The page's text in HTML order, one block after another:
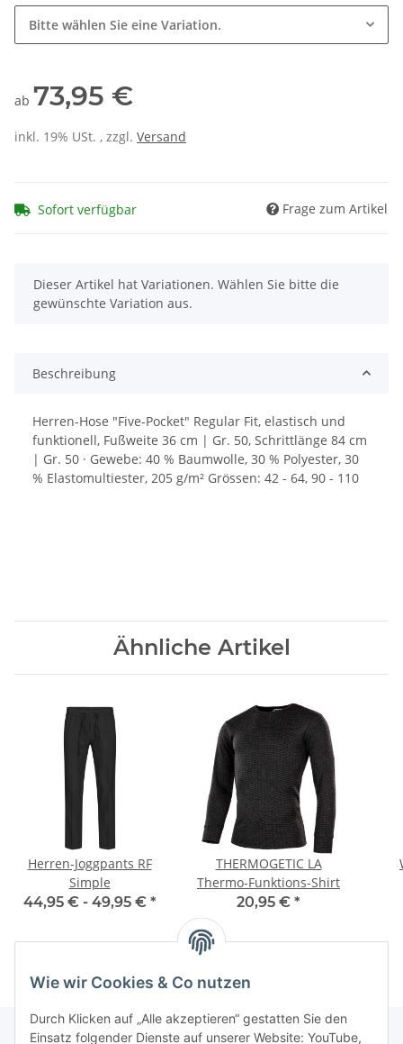
Bitte wählen Sie eine Variation.
ab 73,95 €
inkl. 19% USt. , zzgl. Versand
Sofort verfügbar Frage zum Artikel
x
Dieser Artikel hat Variationen. Wählen Sie bitte die
gewünschte Variation aus.
Beschreibung
Herren-Hose "Five-Pocket" Regular Fit, elastisch und
funktionell, Fußweite 36 cm | Gr. 50, Schrittlänge 84 cm
| Gr. 50 · Gewebe: 40 % Baumwolle, 30 % Polyester, 30
% Elastomultiester, 205 g/m² Grössen: 42 - 64, 90 - 110
Ähnliche Artikel
Herren-Joggpants RF
Simple
44,95 € - 49,95 € *
THERMOGETIC LA
Thermo-Funktions-Shirt
20,95 € *
Wie wir Cookies & Co nutzen
Durch Klicken auf „Alle akzeptieren“ gestatten Sie den
Einsatz folgender Dienste auf unserer Website: YouTube,